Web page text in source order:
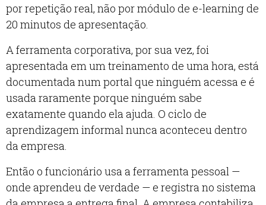
por repetição real, não por módulo de e-learning de
20 minutos de apresentação.
A ferramenta corporativa, por sua vez, foi
apresentada em um treinamento de uma hora, está
documentada num portal que ninguém acessa e é
usada raramente porque ninguém sabe
exatamente quando ela ajuda. O ciclo de
aprendizagem informal nunca aconteceu dentro
da empresa.
Então o funcionário usa a ferramenta pessoal —
onde aprendeu de verdade — e registra no sistema